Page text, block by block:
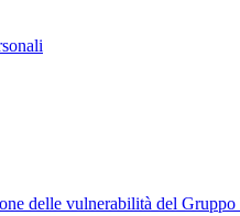
delle vulnerabilità del